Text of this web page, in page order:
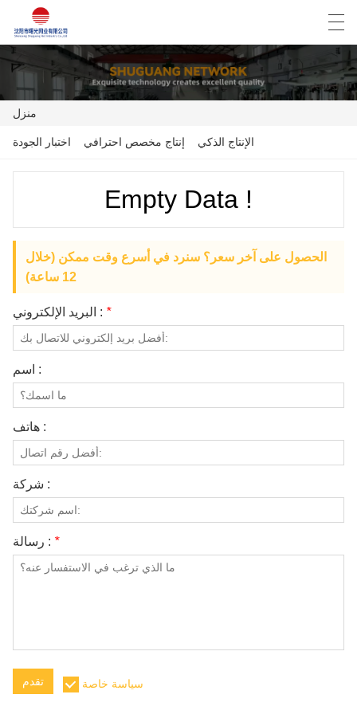
منزل
حالة
مصنع العرض
الاتصال بنا
معلومات عنا
العربية Deutsch English Español
منزل
اختبار الجودة إنتاج مخصص احترافي الإنتاج الذكي
Empty Data !
الحصول على آخر سعر؟ سنرد في أسرع وقت ممكن (خلال
12 ساعة)
البريد الإلكتروني : *
اسم :
هاتف :
شركة :
رسالة : *
تقدم سياسة خاصة